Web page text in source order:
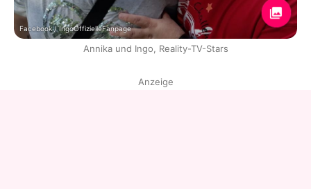
Facebook / IngoOffizielleFanpage
Annika und Ingo, Reality-TV-Stars
Anzeige